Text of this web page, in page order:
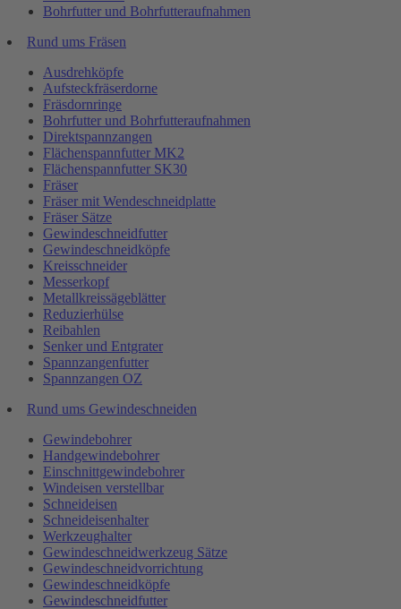
Bohrfutter und Bohrfutteraufnahmen
Rund ums Fräsen
Ausdrehköpfe
Aufsteckfräserdorne
Fräsdornringe
Bohrfutter und Bohrfutteraufnahmen
Direktspannzangen
Flächenspannfutter MK2
Flächenspannfutter SK30
Fräser
Fräser mit Wendeschneidplatte
Fräser Sätze
Gewindeschneidfutter
Gewindeschneidköpfe
Kreisschneider
Messerkopf
Metallkreissägeblätter
Reduzierhülse
Reibahlen
Senker und Entgrater
Spannzangenfutter
Spannzangen OZ
Rund ums Gewindeschneiden
Gewindebohrer
Handgewindebohrer
Einschnittgewindebohrer
Windeisen verstellbar
Schneideisen
Schneideisenhalter
Werkzeughalter
Gewindeschneidwerkzeug Sätze
Gewindeschneidvorrichtung
Gewindeschneidköpfe
Gewindeschneidfutter